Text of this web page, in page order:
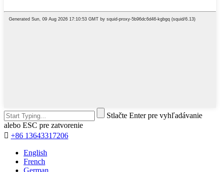
Stlačte Enter pre vyhľadávanie
alebo ESC pre zatvorenie
 +86 13643317206
English
French